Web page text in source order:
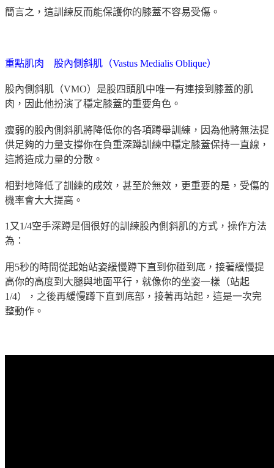
簡言之，這訓練反而能保護你的膝蓋不容易受傷。
重點肌肉 股內側斜肌（Vastus Medialis Oblique）
股內側斜肌（VMO）是股四頭肌中唯一有連接到膝蓋的肌
肉，因此他扮演了穩定膝蓋的重要角色。
瘦弱的股內側斜肌將降低你的各項蹲舉訓練，因為他將無法提
供足夠的力量支撐你在負重深蹲訓練中穩定膝蓋保持一直線，
這將造成力量的分散。
相對地降低了訓練的成效，甚至於無效，更重要的是，受傷的
機率會大大提高。
1又1/4空手深蹲是個很好的訓練股內側斜肌的方式，操作方法
為：
用5秒的時間從起始站姿緩慢蹲下直到你碰到底，接著緩慢提
高你的高度到大腿與地面平行，就像你的坐姿一樣（站起
1/4），之後再緩慢蹲下直到底部，接著再站起，這是一次完
整動作。